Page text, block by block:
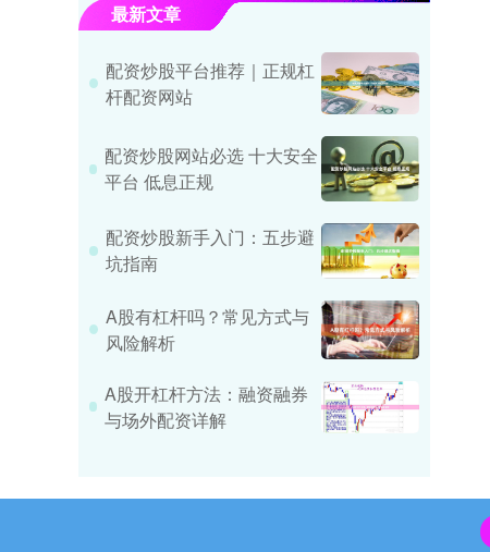
最新文章
配资炒股平台推荐｜正规杠
杆配资网站
配资炒股网站必选 十大安全
平台 低息正规
配资炒股新手入门：五步避
坑指南
A股有杠杆吗？常见方式与
风险解析
A股开杠杆方法：融资融券
与场外配资详解